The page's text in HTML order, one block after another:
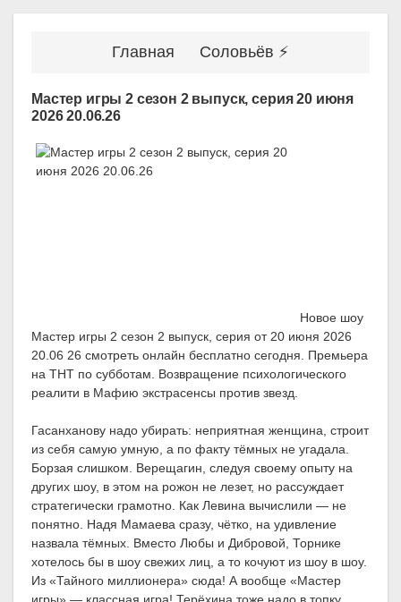
Главная Соловьёв ⚡
Мастер игры 2 сезон 2 выпуск, серия 20 июня
2026 20.06.26
Новое шоу
Мастер игры 2 сезон 2 выпуск, серия от 20 июня 2026
20.06 26 смотреть онлайн бесплатно сегодня. Премьера
на ТНТ по субботам. Возвращение психологического
реалити в Мафию экстрасенсы против звезд.
Гасанханову надо убирать: неприятная женщина, строит
из себя самую умную, а по факту тёмных не угадала.
Борзая слишком. Верещагин, следуя своему опыту на
других шоу, в этом на рожон не лезет, но рассуждает
стратегически грамотно. Как Левина вычислили — не
понятно. Надя Мамаева сразу, чётко, на удивление
назвала тёмных. Вместо Любы и Дибровой, Торнике
хотелось бы в шоу свежих лиц, а то кочуют из шоу в шоу.
Из «Тайного миллионера» сюда! А вообще «Мастер